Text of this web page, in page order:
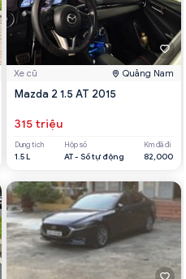
Xe cũ Quảng Nam
Mazda 2 1.5 AT 2015
315 triệu
Dung tích
1.5 L
Hộp số
AT - Số tự động
Km đã đi
82,000